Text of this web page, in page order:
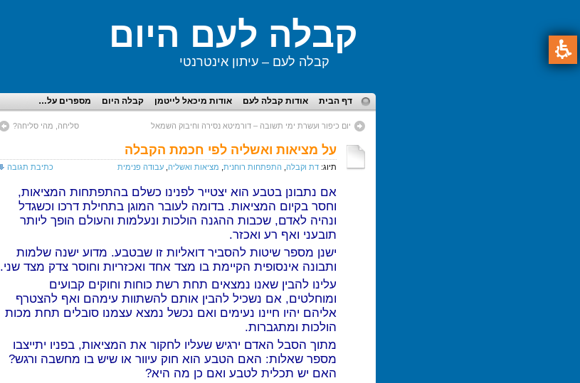
קבלה לעם היום
קבלה לעם – עיתון אינטרנטי
תפריט
ראשי,
באפשרותך
אנטר
כדי
דף הבית אודות קבלה לעם אודות מיכאל לייטמן קבלה היום מספרים על…
תוכן
מרכזי,
באפשרותך
יום כיפור ועשרת ימי תשובה – דורמיטא נסירה וחיבוק השמאל סליחה, מהי סליחה?
על מציאות ואשליה לפי חכמת הקבלה
תיוג: דת וקבלה התפתחות רוחנית מציאות ואשליה עבודה פנימית כתיבת תגובה
אם נתבונן בטבע הוא יצטייר לפנינו כשלם בהתפתחות המציאות,
וחסר בקיום המציאות. בדומה לעובר המוגן בתחילת דרכו וכשגדל
ונהיה לאדם, שכבות ההגנה הולכות ונעלמות והעולם הופך ליותר
תובעני ואף רע ואכזר.
ישנן מספר שיטות להסביר דואליות זו שבטבע. מדוע ישנה שלמות
ותבונה אינסופית הקיימת בו מצד אחד ואכזריות וחוסר צדק מצד שני.
עלינו להבין שאנו נמצאים תחת רשת כוחות וחוקים קבועים
ומוחלטים, אם נשכיל להבין אותם להשתוות עימהם ואף להצטרף
אליהם יהיו חיינו נעימים ואם נכשל נמצא עצמנו סובלים תחת מכות
הולכות ומתגברות.
מתוך הסבל האדם ירגיש שעליו לחקור את המציאות, בפניו יתייצבו
מספר שאלות: האם הטבע הוא חוק עיוור או שיש בו מחשבה ורגש?
האם יש תכלית לטבע ואם כן מה היא?